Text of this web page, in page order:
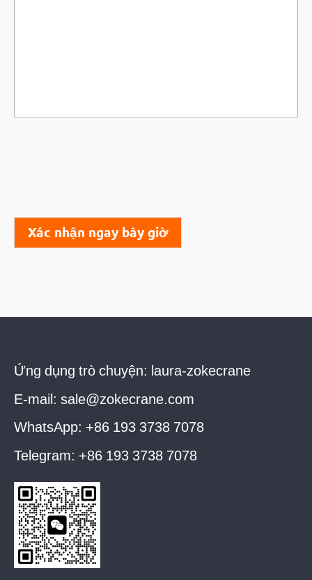
Xác nhận ngay bây giờ
Ứng dụng trò chuyện: laura-zokecrane
E-mail: sale@zokecrane.com
WhatsApp: +86 193 3738 7078
Telegram: +86 193 3738 7078